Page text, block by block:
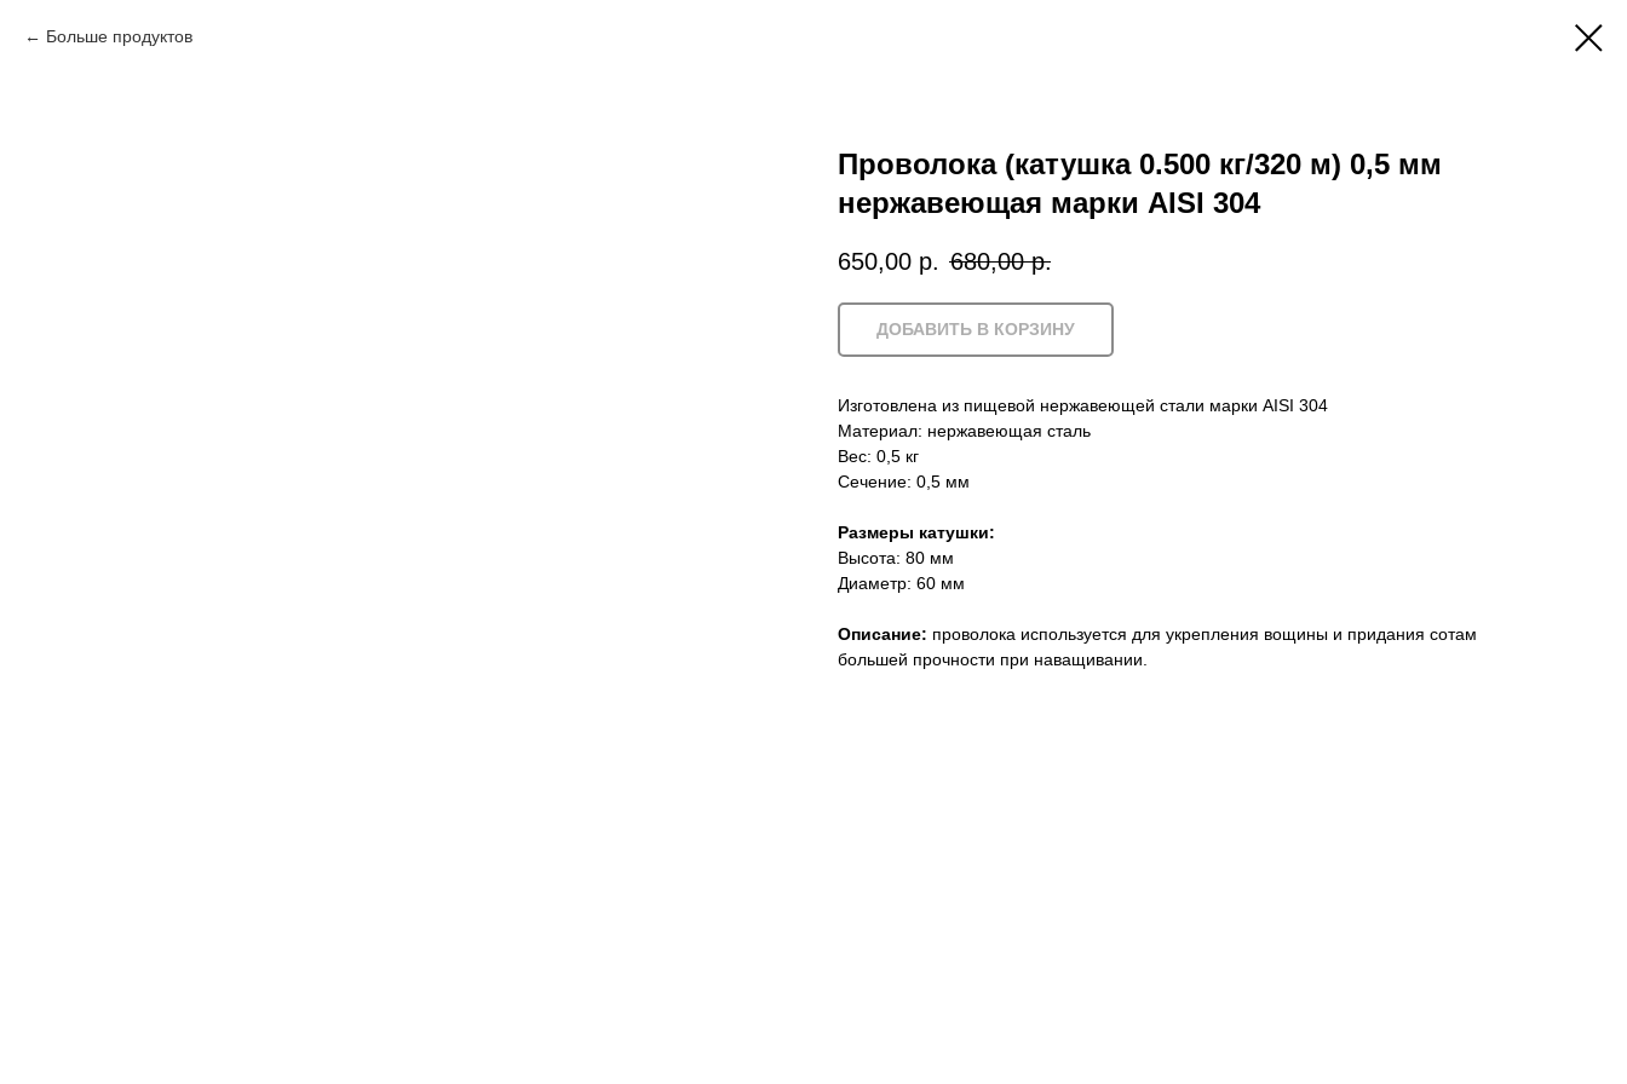
Больше продуктов
Проволока (катушка 0.500 кг/320 м) 0,5 мм
нержавеющая марки AISI 304
650,00 р. 680,00 р.
ДОБАВИТЬ В КОРЗИНУ
Изготовлена из пищевой нержавеющей стали марки AISI 304
Материал: нержавеющая сталь
Вес: 0,5 кг
Сечение: 0,5 мм
Размеры катушки:
Высота: 80 мм
Диаметр: 60 мм
Описание: проволока используется для укрепления вощины и придания сотам
большей прочности при наващивании.